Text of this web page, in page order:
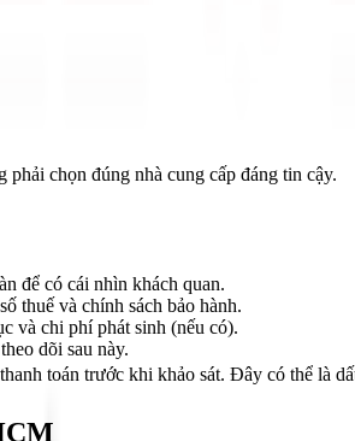
chọn đúng nhà cung cấp đáng tin cậy.
để có cái nhìn khách quan.
thuế và chính sách bảo hành.
và chi phí phát sinh (nếu có).
dõi sau này.
toán trước khi khảo sát. Đây có thể là